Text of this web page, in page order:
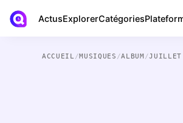
ActusExplorerCatégories
ACCUEIL /MUSIQUES /ALBUM/